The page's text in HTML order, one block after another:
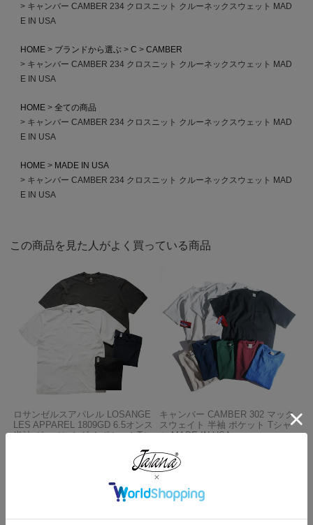
キャンバー CAMBER 234 クロスニット クルーネックスウェット MAD
E IN USA
HOME ブランドから選ぶ C
CAMBER
キャンバー CAMBER 234 クロスニット クルーネックスウェット MAD
E IN USA
HOME
全ての商品
キャンバー CAMBER 234 クロスニット クルーネックスウェット MAD
E IN USA
HOME
MADE IN USA
キャンバー CAMBER 234 クロスニット クルーネックスウェット MAD
E IN USA
この商品を見た人がよく買っている商品
ロサンゼルスアパレル LOSANGE
LES APPAREL 1809GD 6.5オンス
半袖 ガーメントダイ ポケットTシ
キャンバー CAMBER 302 マック
スウェイト 半袖 ポケット Tシャ
ツ MADE IN USA